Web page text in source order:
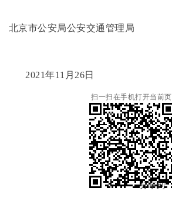
北京市公安局公安交通管理局
2021年11月26日
扫一扫在手机打开当前页
分享到: